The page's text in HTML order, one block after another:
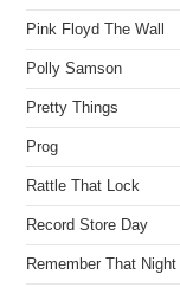
Pink Floyd The Wall
Polly Samson
Pretty Things
Prog
Rattle That Lock
Record Store Day
Remember That Night